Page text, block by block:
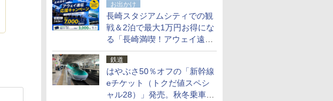
お出かけ
長崎スタジアムシティでの観
戦＆2泊で最大1万円お得にな
る「長崎満喫！アウェイ遠征
応援キャンペーン」
鉄道
はやぶさ50％オフの「新幹線
eチケット（トクだ値スペシ
ャル28）」発売。秋冬乗車